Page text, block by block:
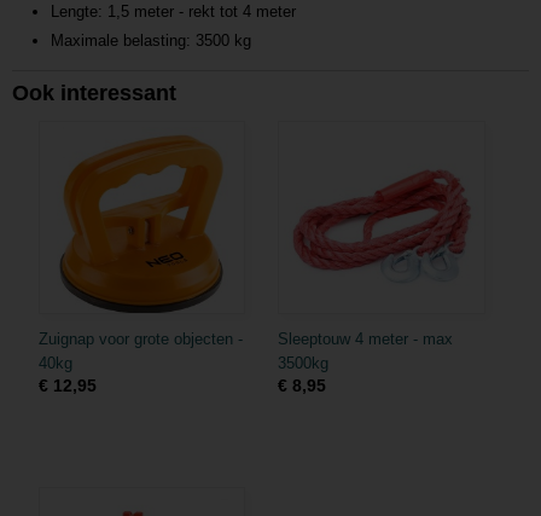
Lengte: 1,5 meter - rekt tot 4 meter
Maximale belasting: 3500 kg
Ook interessant
Zuignap voor grote objecten -
40kg
€ 12,95
Sleeptouw 4 meter - max
3500kg
€ 8,95